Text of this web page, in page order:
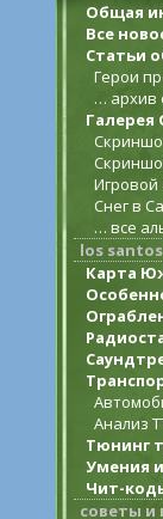
Общая
Все
Статьи
Герои
… архив
Галерея
Игровой
Снег в
… все
los
Карта
Анализ
Тюнинг
Умения
Чит-
советы и